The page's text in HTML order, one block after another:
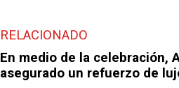
RELACIONADO
En medio de la celebración,
asegurado un refuerzo de